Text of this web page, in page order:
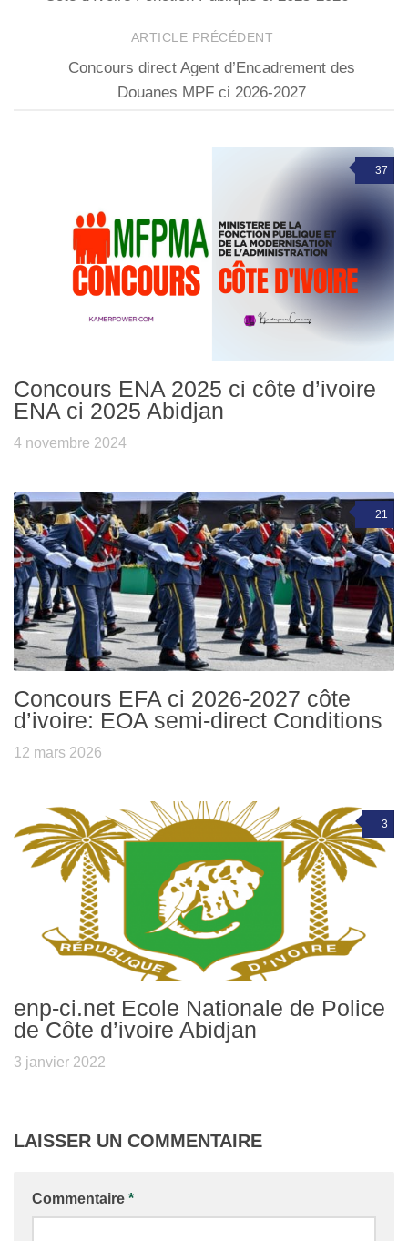
ARTICLE PRÉCÉDENT
Concours direct Agent d’Encadrement des
Douanes MPF ci 2026-2027
37
Concours ENA 2025 ci côte d’ivoire
ENA ci 2025 Abidjan
4 novembre 2024
21
Concours EFA ci 2026-2027 côte
d’ivoire: EOA semi-direct Conditions
12 mars 2026
3
enp-ci.net Ecole Nationale de Police
de Côte d’ivoire Abidjan
3 janvier 2022
LAISSER UN COMMENTAIRE
Commentaire *